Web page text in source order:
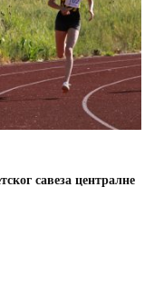
савеза централне